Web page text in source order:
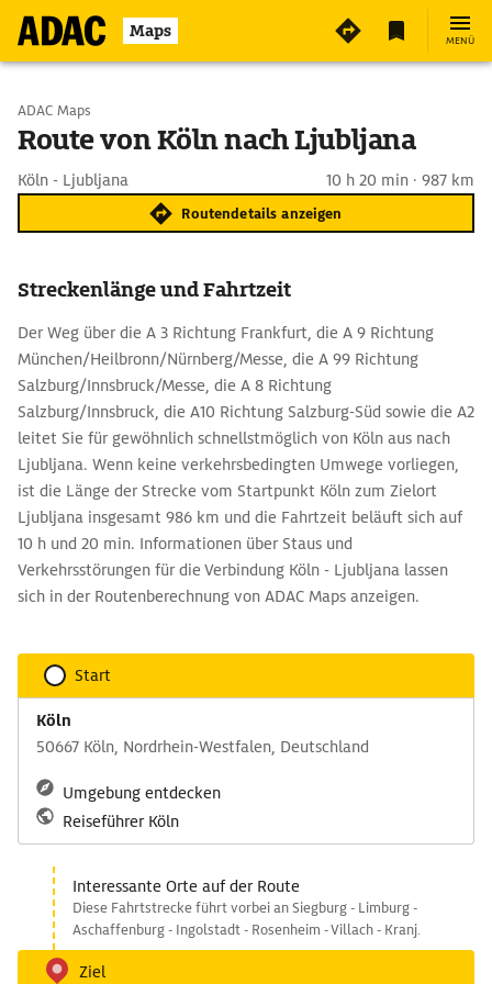
Maps MENÜ
Start wählen
ADAC Maps
Route von Köln nach Ljubljana
Köln - Ljubljana 10 h 20 min · 987 km
Routendetails anzeigen
Streckenlänge und Fahrtzeit
Der Weg über die A 3 Richtung Frankfurt, die A 9 Richtung
München/Heilbronn/Nürnberg/Messe, die A 99 Richtung
Salzburg/Innsbruck/Messe, die A 8 Richtung
Salzburg/Innsbruck, die A10 Richtung Salzburg-Süd sowie die A2
leitet Sie für gewöhnlich schnellstmöglich von Köln aus nach
Ljubljana. Wenn keine verkehrsbedingten Umwege vorliegen,
ist die Länge der Strecke vom Startpunkt Köln zum Zielort
Ljubljana insgesamt 986 km und die Fahrtzeit beläuft sich auf
10 h und 20 min. Informationen über Staus und
Verkehrsstörungen für die Verbindung Köln - Ljubljana lassen
sich in der Routenberechnung von ADAC Maps anzeigen.
Start
Köln
50667 Köln, Nordrhein-Westfalen, Deutschland
Umgebung entdecken
Reiseführer Köln
Interessante Orte auf der Route
Diese Fahrtstrecke führt vorbei an Siegburg - Limburg -
Aschaffenburg - Ingolstadt - Rosenheim - Villach - Kranj.
Ziel